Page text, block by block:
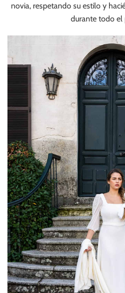
novia, respetando su estilo y
durante todo el